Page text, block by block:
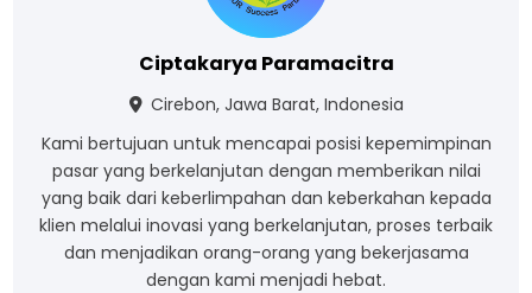
Ciptakarya Paramacitra
Cirebon, Jawa Barat, Indonesia
Kami bertujuan untuk mencapai posisi kepemimpinan
pasar yang berkelanjutan dengan memberikan nilai
yang baik dari keberlimpahan dan keberkahan kepada
klien melalui inovasi yang berkelanjutan, proses terbaik
dan menjadikan orang-orang yang bekerjasama
dengan kami menjadi hebat.